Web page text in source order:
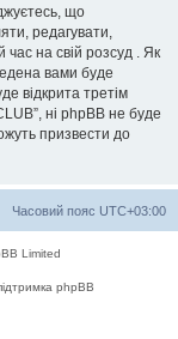
що
редагувати,
час на свій розсуд . Як
вами буде
відкрита третім
ні phpBB не буде
призвести до
Часовий пояс UTC+03:00
Limited
phpBB